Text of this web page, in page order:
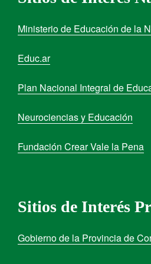
Ministerio de Educación de la
Educ.ar
Plan Nacional Integral de
Neurociencias y Educación
Fundación Crear Vale la Pena
Sitios de Interés
Gobierno de la Provincia de